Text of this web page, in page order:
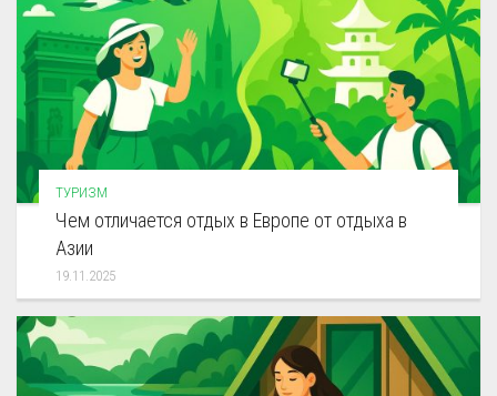
ТУРИЗМ
Чем отличается отдых в Европе от отдыха в
Азии
19.11.2025